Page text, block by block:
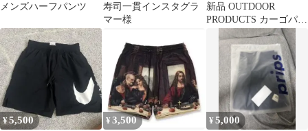
メンズハーフパンツ
寿司一貫インスタグラ
マー様
新品 OUTDOOR
PRODUCTS カーゴパン
ツ ハーフパンツ L
¥5,500 ¥ 3,500 ¥5,000